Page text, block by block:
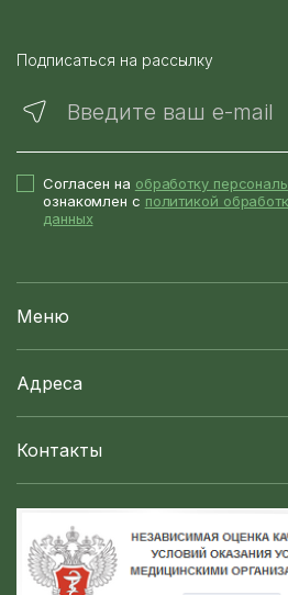
Подписаться на рассылку
Введите ваш e-mail
Согласен на обработку
ознакомлен с политикой
данных
Меню
Адреса
Контакты